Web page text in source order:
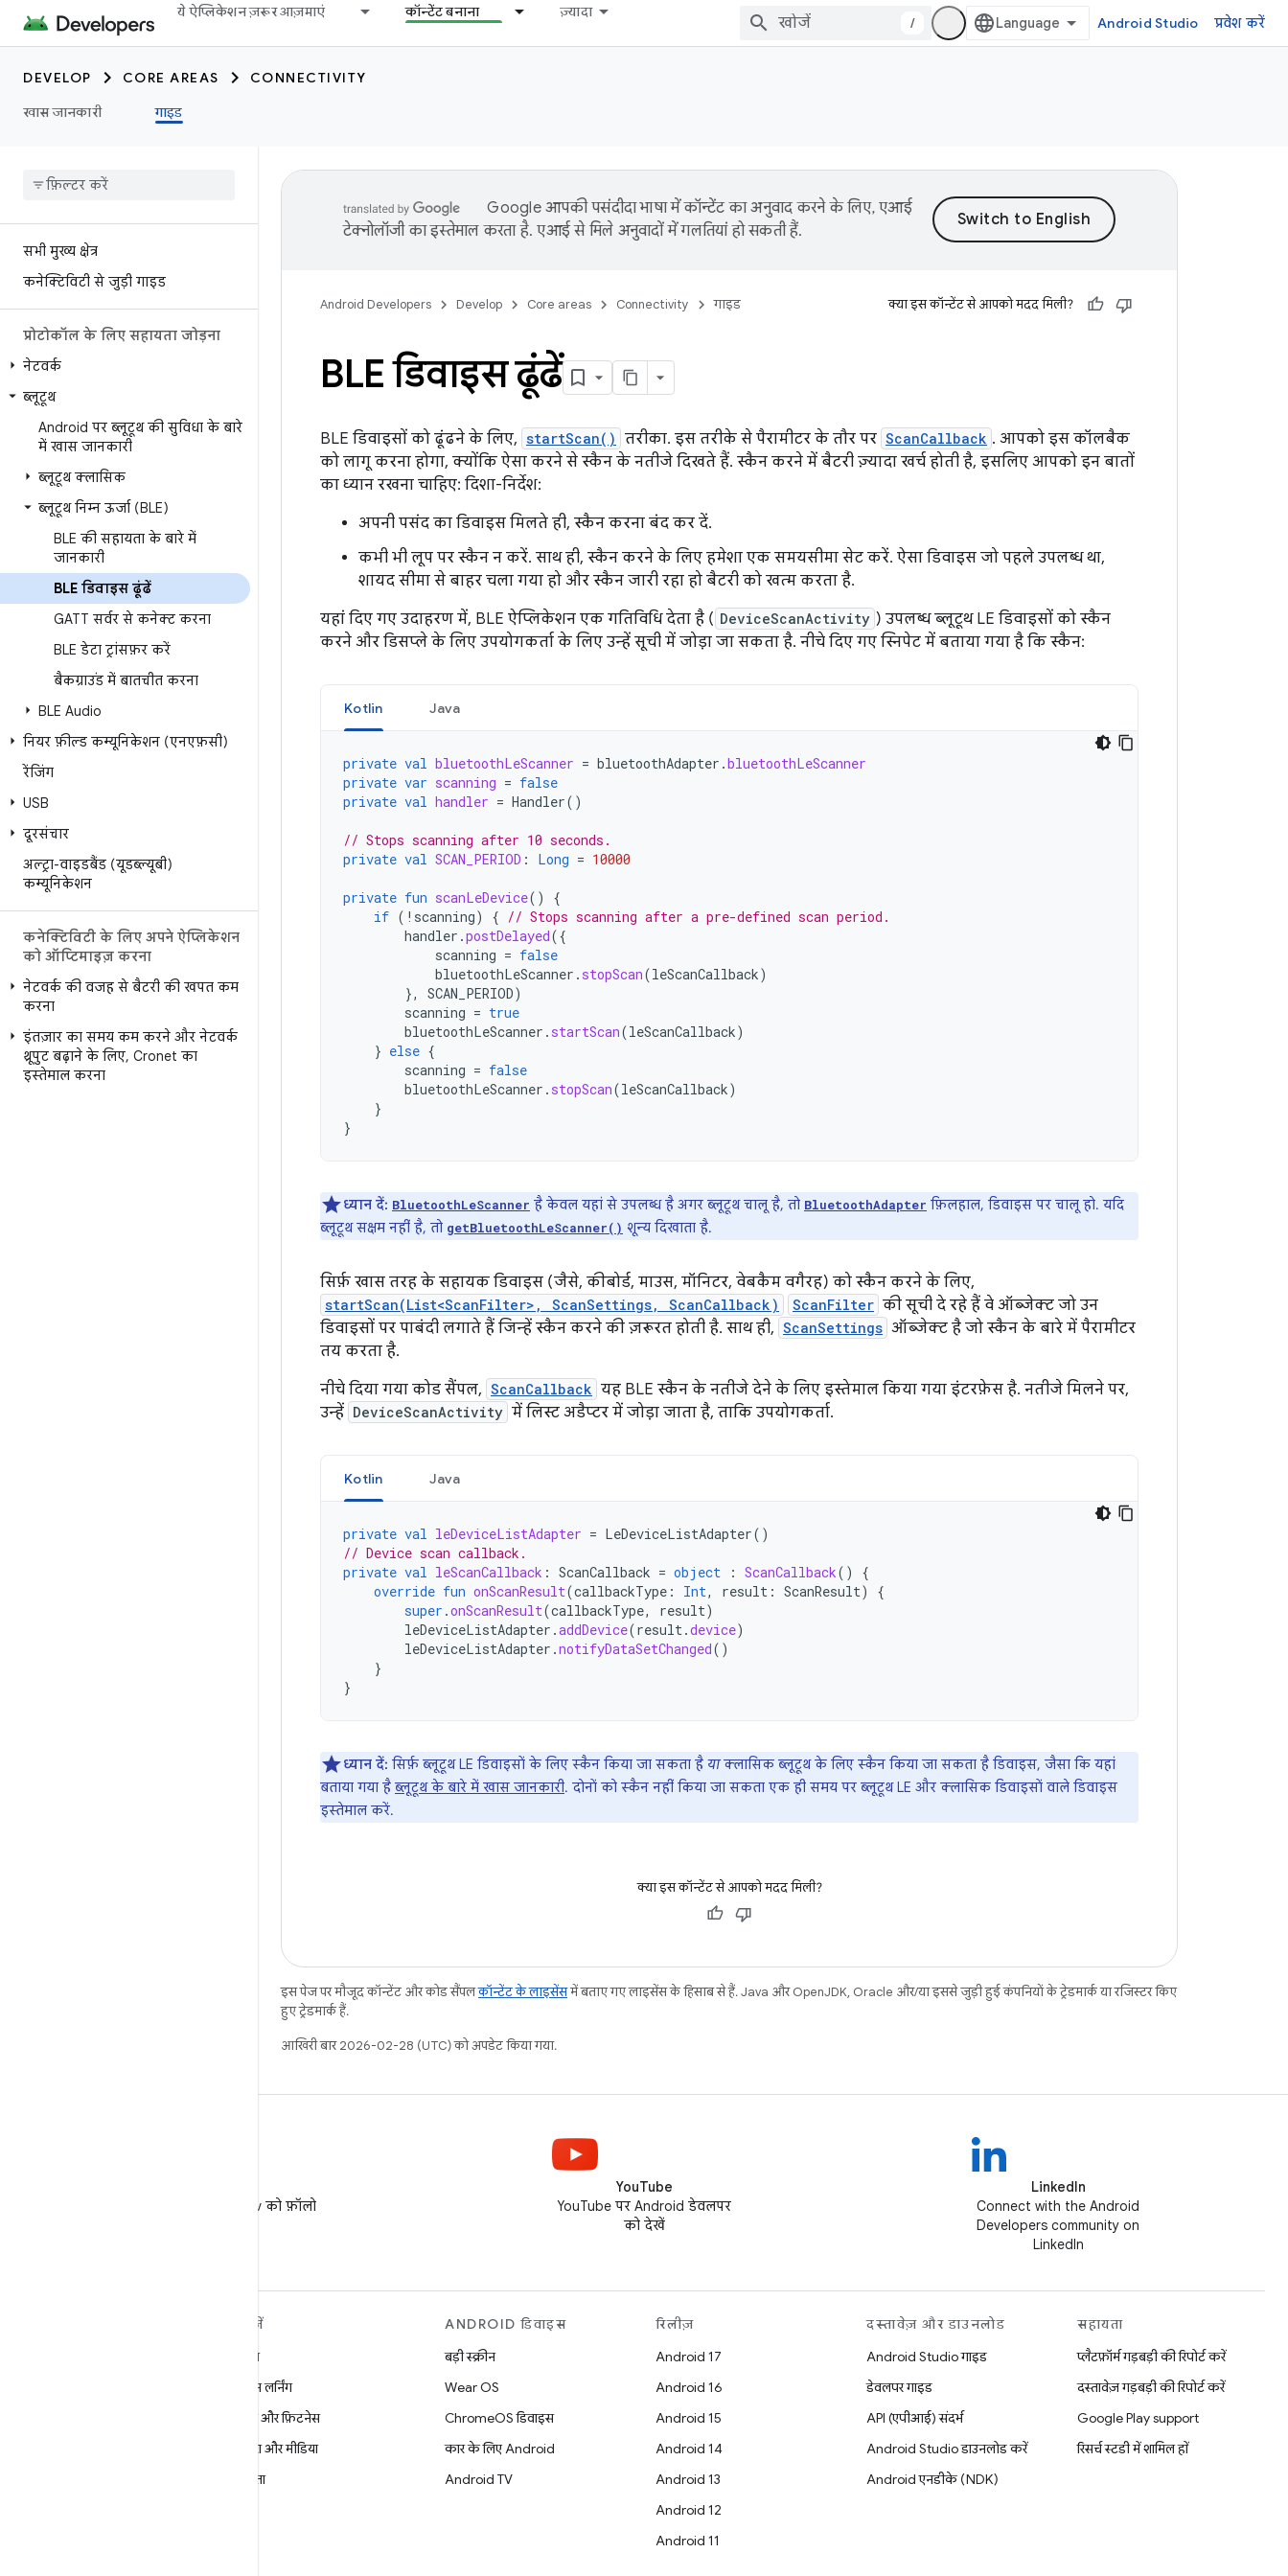
ये ऐप्लिकेशन ज़रूर आज़माएं कॉन्टेंट बनाना ज़्यादा
/ Android Studio प्रवेश करें
DEVELOP CORE AREAS
CONNECTIVITY
खास जानकारी
गाइड
सभी मुख्य क्षेत्र
कनेक्टिविटी से जुड़ी गाइड
प्रोटोकॉल के लिए सहायता जोड़ना
नेटवर्क
ब्लूटूथ
Android पर ब्लूटूथ की सुविधा के बारे
में खास जानकारी
ब्लूटूथ क्लासिक
ब्‍लूटूथ निम्‍न ऊर्जा (BLE)
BLE की सहायता के बारे में
जानकारी
BLE डिवाइस ढूंढें
GATT सर्वर से कनेक्ट करना
BLE डेटा ट्रांसफ़र करें
बैकग्राउंड में बातचीत करना
BLE Audio
नियर फ़ील्ड कम्यूनिकेशन (एनएफ़सी)
रेंजिंग
USB
दूरसंचार
अल्ट्रा-वाइडबैंड (यूडब्ल्यूबी)
कम्यूनिकेशन
कनेक्टिविटी के लिए अपने ऐप्लिकेशन
को ऑप्टिमाइज़ करना
नेटवर्क की वजह से बैटरी की खपत कम
करना
इंतज़ार का समय कम करने और नेटवर्क
थ्रूपुट बढ़ाने के लिए, Cronet का
इस्तेमाल करना
Google आपकी पसंदीदा भाषा में कॉन्टेंट का अनुवाद करने के लिए, एआई
टेक्नोलॉजी का इस्तेमाल करता है. एआई से मिले अनुवादों में गलतियां हो सकती हैं.
Android Developers Develop Core areas Connectivity गाइड क्या इस कॉन्टेंट से आपको मदद मिली?
BLE डिवाइस ढूंढें
BLE डिवाइसों को ढूंढने के लिए, startScan() तरीका. इस तरीके से पैरामीटर के तौर पर ScanCallback . आपको इस कॉलबैक
को लागू करना होगा, क्योंकि ऐसा करने से स्कैन के नतीजे दिखते हैं. स्कैन करने में बैटरी ज़्यादा खर्च होती है, इसलिए आपको इन बातों
का ध्यान रखना चाहिए: दिशा-निर्देश:
अपनी पसंद का डिवाइस मिलते ही, स्कैन करना बंद कर दें.
कभी भी लूप पर स्कैन न करें. साथ ही, स्कैन करने के लिए हमेशा एक समयसीमा सेट करें. ऐसा डिवाइस जो पहले उपलब्ध था,
शायद सीमा से बाहर चला गया हो और स्कैन जारी रहा हो बैटरी को खत्म करता है.
यहां दिए गए उदाहरण में, BLE ऐप्लिकेशन एक गतिविधि देता है ( DeviceScanActivity ) उपलब्ध ब्लूटूथ LE डिवाइसों को स्कैन
करने और डिसप्ले के लिए उपयोगकर्ता के लिए उन्हें सूची में जोड़ा जा सकता है. नीचे दिए गए स्निपेट में बताया गया है कि स्कैन:
Kotlin Java
private val bluetoothLeScanner = bluetoothAdapter .bluetoothLeScanner
private var scanning = false
private val handler = Handler()
// Stops scanning after 10 seconds.
private val SCAN_PERIOD : Long = 10000
private fun scanLeDevice()
{
if ( ! scanning) { // Stops scanning after a pre-defined scan period.
handler .postDelayed({
scanning = false
bluetoothLeScanner . stopScan(leScanCallback)
},
SCAN_PERIOD)
scanning = true
bluetoothLeScanner . startScan(leScanCallback)
} else {
scanning = false
bluetoothLeScanner . stopScan(leScanCallback)
}
}
ध्यान दें: BluetoothLeScanner है केवल यहां से उपलब्ध है अगर ब्लूटूथ चालू है, तो BluetoothAdapter फ़िलहाल, डिवाइस पर चालू हो. यदि
ब्लूटूथ सक्षम नहीं है, तो getBluetoothLeScanner() शून्य दिखाता है.
सिर्फ़ खास तरह के सहायक डिवाइस (जैसे, कीबोर्ड, माउस, मॉनिटर, वेबकैम वगैरह) को स्कैन करने के लिए,
startScan(List<ScanFilter>, ScanSettings, ScanCallback) ScanFilter की सूची दे रहे हैं वे ऑब्जेक्ट जो उन
डिवाइसों पर पाबंदी लगाते हैं जिन्हें स्कैन करने की ज़रूरत होती है. साथ ही, ScanSettings ऑब्जेक्ट है जो स्कैन के बारे में पैरामीटर
तय करता है.
नीचे दिया गया कोड सैंपल, ScanCallback यह BLE स्कैन के नतीजे देने के लिए इस्तेमाल किया गया इंटरफ़ेस है. नतीजे मिलने पर,
उन्हें DeviceScanActivity में लिस्ट अडैप्टर में जोड़ा जाता है, ताकि उपयोगकर्ता.
Kotlin Java
private val leDeviceListAdapter = LeDeviceListAdapter()
// Device scan callback.
private val leScanCallback : ScanCallback = object : ScanCallback()
{
override fun onScanResult(callbackType : Int, result : ScanResult)
{
super .onScanResult(callbackType, result)
leDeviceListAdapter .addDevice(result.device)
leDeviceListAdapter .notifyDataSetChanged()
}
}
ध्यान दें: सिर्फ़ ब्लूटूथ LE डिवाइसों के लिए स्कैन किया जा सकता है याक्लासिक ब्लूटूथ के लिए स्कैन किया जा सकता है डिवाइस, जैसा कि यहां
बताया गया है ब्लूटूथ के बारे में खास जानकारी. दोनों को स्कैन नहीं किया जा सकता एक ही समय पर ब्लूटूथ LE और क्लासिक डिवाइसों वाले डिवाइस
इस्तेमाल करें.
क्या इस कॉन्टेंट से आपको मदद मिली?
इस पेज पर मौजूद कॉन्टेंट और कोड सैंपलकॉन्टेंट के लाइसेंसमें बताए गए लाइसेंस के हिसाब से हैं. Java और OpenJDK, Oracle और/या इससे जुड़ी हुई कंपनियों के ट्रेडमार्क या रजिस्टर किए
हुए ट्रेडमार्क हैं.
आखिरी बार 2026-02-28 (UTC) को अपडेट किया गया.
X पर @AndroidDev को फ़ॉलो
YouTube
YouTube पर Android डेवलपर
को देखें
LinkedIn
Connect with the Android
Developers community on
LinkedIn
खोजें
गेमिंग
मशीन लर्निंग
सेहत और फ़िटनेस
कैमरा और मीडिया
निजता
ANDROID डिवाइस
बड़ी स्क्रीन
Wear OS
ChromeOS डिवाइस
कार के लिए Android
Android TV
रिलीज़
Android 17
Android 16
Android 15
Android 14
Android 13
Android 12
Android 11
दस्तावेज़ और डाउनलोड
Android Studio गाइड
डेवलपर गाइड
API (एपीआई) संदर्भ
Android Studio डाउनलोड करें
Android एनडीके (NDK)
सहायता
प्लैटफ़ॉर्म गड़बड़ी की रिपोर्ट करें
दस्तावेज़ गड़बड़ी की रिपोर्ट करें
Google Play support
रिसर्च स्टडी में शामिल हों